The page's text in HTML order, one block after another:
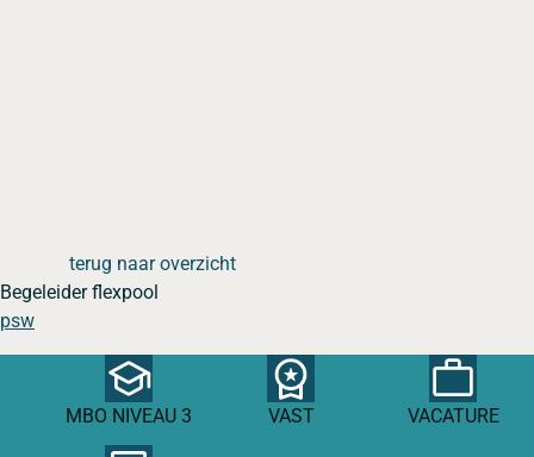
terug naar overzicht
Begeleider flexpool
psw
MBO NIVEAU 3 VAST VACATURE